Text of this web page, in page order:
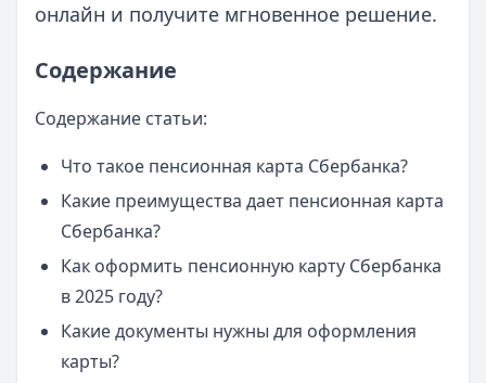
онлайн и получите мгновенное решение.
Содержание
Содержание статьи:
Что такое пенсионная карта Сбербанка?
Какие преимущества дает пенсионная карта
Сбербанка?
Как оформить пенсионную карту Сбербанка
в 2025 году?
Какие документы нужны для оформления
карты?